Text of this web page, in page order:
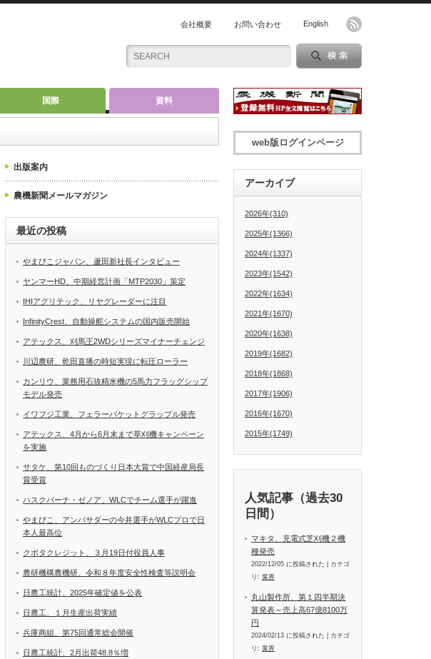
会社概要 お問い合わせ English
国際 資料
出版案内
農機新聞メールマガジン
最近の投稿
やまびこジャパン、蘆田新社長インタビュー
ヤンマーHD、中期経営計画「MTP2030」策定
IHIアグリテック、リヤグレーダーに注目
InfinityCrest、自動操舵システムの国内販売開始
アテックス、刈馬王2WDシリーズマイナーチェンジ
川辺農研、乾田直播の時短実現に転圧ローラー
カンリウ、業務用石抜精米機の5馬力フラッグシップ
モデル発売
イワフジ工業、フェラーバケットグラップル発売
アテックス、4月から6月末まで草刈機キャンペーン
を実施
サタケ、第10回ものづくり日本大賞で中国経産局長
賞受賞
ハスクバーナ・ゼノア、WLCでチーム選手が躍進
やまびこ、アンバサダーの今井選手がWLCプロで日
本人最高位
クボタクレジット、３月19日付役員人事
農研機構農機研、令和８年度安全性検査等説明会
日農工統計、2025年確定値を公表
日農工、１月生産出荷実績
兵庫商組、第75回通常総会開催
日農工統計、2月出荷48.8％増
web版ログインページ
アーカイブ
2026年(310)
2025年(1366)
2024年(1337)
2023年(1542)
2022年(1634)
2021年(1670)
2020年(1638)
2019年(1682)
2018年(1868)
2017年(1906)
2016年(1670)
2015年(1749)
人気記事（過去30
日間）
マキタ、充電式芝刈機２機
種発売
2022/12/05 に投稿された
カテゴ
リ: 業界
丸山製作所、第１四半期決
算発表～売上高67億8100万
円
2024/02/13 に投稿された
カテゴ
リ: 業界